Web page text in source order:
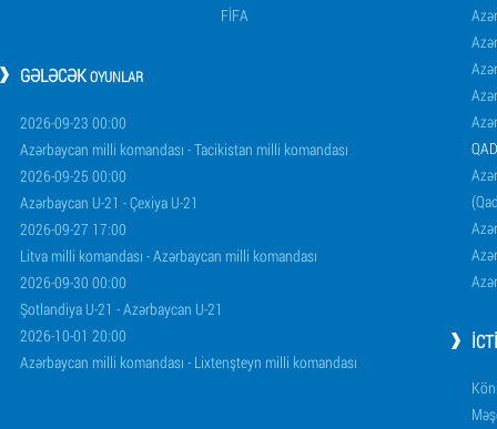
FİFA
GƏLƏCƏKOYUNLAR
2026-09-23 00:00
Azərbaycan milli komandası - Tacikistan milli komandası
2026-09-25 00:00
Azərbaycan U-21 - Çexiya U-21
2026-09-27 17:00
Litva milli komandası - Azərbaycan milli komandası
2026-09-30 00:00
Şotlandiya U-21 - Azərbaycan U-21
2026-10-01 20:00
Azərbaycan milli komandası - Lixtenşteyn milli komandası